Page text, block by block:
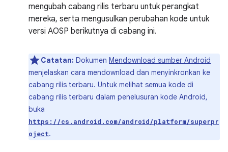
mengubah cabang rilis terbaru untuk perangkat
mereka, serta mengusulkan perubahan kode untuk
versi AOSP berikutnya di cabang ini.
Catatan: Dokumen Mendownload sumber Android
menjelaskan cara mendownload dan menyinkronkan ke
cabang rilis terbaru. Untuk melihat semua kode di
cabang rilis terbaru dalam penelusuran kode Android,
buka
https://cs.android.com/android/platform/superpr
oject.